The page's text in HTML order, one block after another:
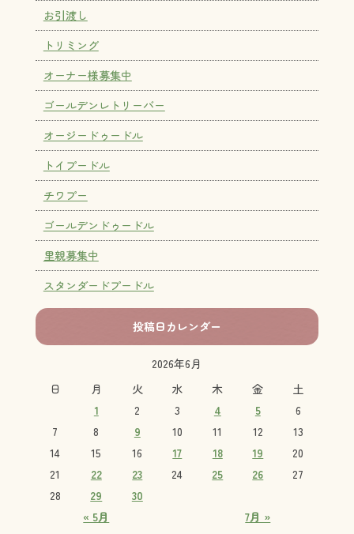
お引渡し
トリミング
オーナー様募集中
ゴールデンレトリーバー
オージードゥードル
トイプードル
チワプー
ゴールデンドゥードル
里親募集中
スタンダードプードル
投稿日カレンダー
2026年6月
日
月 火 水 木 金 土
« 5月 7月 »
1 2 3 4 5
6
7
8 9 10 11 12
13
14
15 16 17 18 19
20
21
22 23 24 25 26
27
28
29 30